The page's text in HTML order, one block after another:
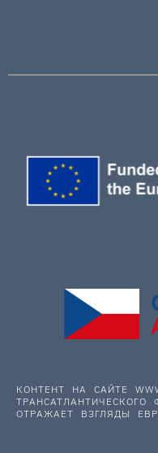
КОНТЕНТ НА САЙТЕ
ОТРАЖАЕТ ВЗГЛЯДЫ